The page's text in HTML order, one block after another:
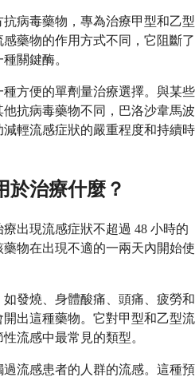
病毒藥物，專為治療甲型和乙型
藥物的作用方式不同，它阻斷了
關鍵酶。
方便的單劑量治療選擇。與某些
抗病毒藥物不同，巴洛沙韋馬波
輕流感症狀的嚴重程度和持續時
於治療什麼？
出現流感症狀不超過 48 小時的
物在出現不適的一兩天內開始使
發燒、身體酸痛、頭痛、疲勞和
出這種藥物。它對甲型和乙型流
流感中最常見的類型。
流感患者的人群的流感。這種預